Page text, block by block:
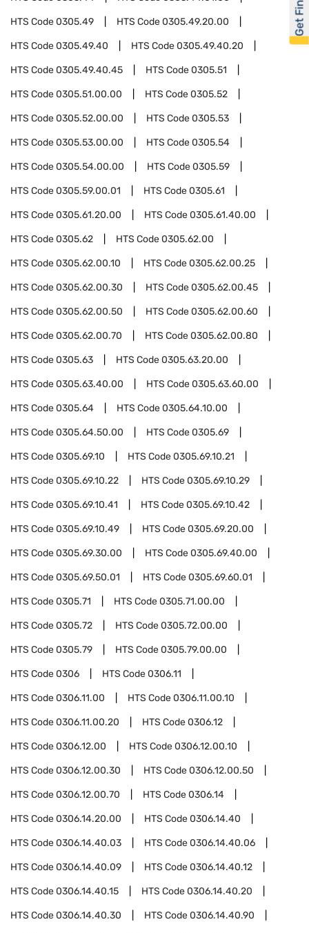
HTS Code0305.49 HTS Code0305.49.20.00
HTS Code0305.49.40 HTS Code0305.49.40.20
HTS Code0305.49.40.45 HTS Code0305.51
HTS Code0305.51.00.00 HTS Code0305.52
HTS Code0305.52.00.00 HTS Code0305.53
HTS Code0305.53.00.00 HTS Code0305.54
HTS Code0305.54.00.00 HTS Code0305.59
HTS Code0305.59.00.01 HTS Code0305.61
HTS Code0305.61.20.00 HTS Code0305.61.40.00
HTS Code0305.62 HTS Code0305.62.00
HTS Code0305.62.00.10 HTS Code0305.62.00.25
HTS Code0305.62.00.30 HTS Code0305.62.00.45
HTS Code0305.62.00.50 HTS Code0305.62.00.60
HTS Code0305.62.00.70 HTS Code0305.62.00.80
HTS Code0305.63 HTS Code0305.63.20.00
HTS Code0305.63.40.00 HTS Code0305.63.60.00
HTS Code0305.64 HTS Code0305.64.10.00
HTS Code0305.64.50.00 HTS Code0305.69
HTS Code0305.69.10 HTS Code0305.69.10.21
HTS Code0305.69.10.22 HTS Code0305.69.10.29
HTS Code0305.69.10.41 HTS Code0305.69.10.42
HTS Code0305.69.10.49 HTS Code0305.69.20.00
HTS Code0305.69.30.00 HTS Code0305.69.40.00
HTS Code0305.69.50.01 HTS Code0305.69.60.01
HTS Code0305.71 HTS Code0305.71.00.00
HTS Code0305.72 HTS Code0305.72.00.00
HTS Code0305.79 HTS Code0305.79.00.00
HTS Code0306 HTS Code0306.11
HTS Code0306.11.00 HTS Code0306.11.00.10
HTS Code0306.11.00.20 HTS Code0306.12
HTS Code0306.12.00 HTS Code0306.12.00.10
HTS Code0306.12.00.30 HTS Code0306.12.00.50
HTS Code0306.12.00.70 HTS Code0306.14
HTS Code0306.14.20.00 HTS Code0306.14.40
HTS Code0306.14.40.03 HTS Code0306.14.40.06
HTS Code0306.14.40.09 HTS Code0306.14.40.12
HTS Code0306.14.40.15 HTS Code0306.14.40.20
HTS Code0306.14.40.30 HTS Code0306.14.40.90